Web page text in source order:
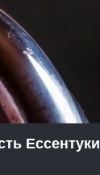
Ессентуки